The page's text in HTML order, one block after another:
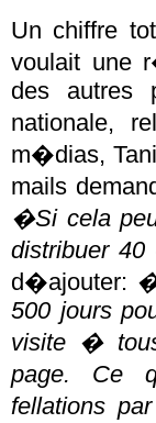
Un chiffre
voulait une
des autres
nationale,
m�dias,
mails
�Si cela
distribuer
d�ajouter:
500 jours
visite �
page. Ce
fellations